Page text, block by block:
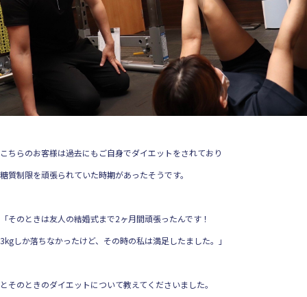
こちらのお客様は過去にもご自身でダイエットをされており
糖質制限を頑張られていた時期があったそうです。
「そのときは友人の結婚式まで2ヶ月間頑張ったんです！
3kgしか落ちなかったけど、その時の私は満足したました。」
とそのときのダイエットについて教えてくださいました。